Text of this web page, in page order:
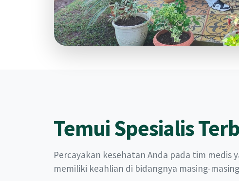
Temui Spesialis
Percayakan kesehatan Anda pada tim medis
memiliki keahlian di bidangnya masing-